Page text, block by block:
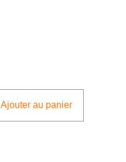
Ajouter au panier